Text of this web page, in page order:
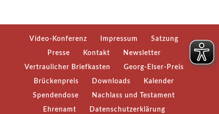
Video-Konferenz Impressum Satzung
Presse Kontakt Newsletter
Vertraulicher Briefkasten Georg-Elser-Preis
Brückenpreis Downloads Kalender
Spendendose Nachlass und Testament
Ehrenamt Datenschutzerklärung